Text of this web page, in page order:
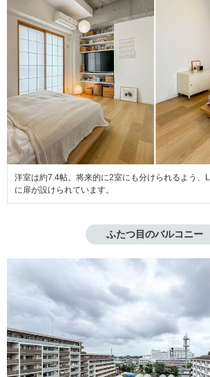
洋室は約7.4帖。将来的に2室にも分けられるよう、
に扉が設けられています。
ふたつ目のバルコニー